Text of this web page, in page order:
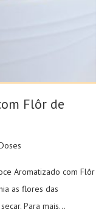
Flôr de
Aromatizado com Flôr
as flores das
Para mais...